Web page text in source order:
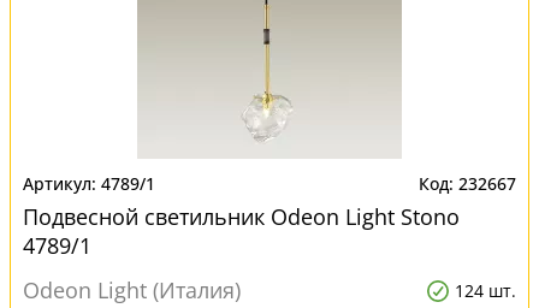
4789/1 232667
Подвесной светильник Odeon Light Stono
4789/1
Odeon Light (Италия)
124 шт.